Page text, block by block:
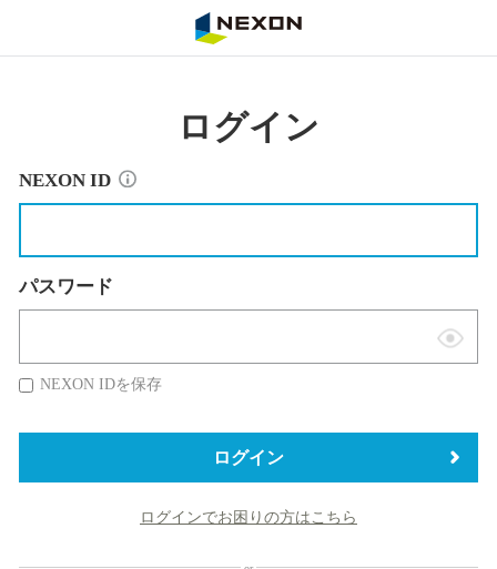
ログイン
NEXON ID
パスワード
表
替
NEXON IDを保存
ログイン
ログインでお困りの方はこちら